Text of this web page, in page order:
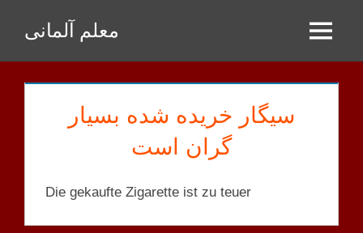
Inhalt
springen
معلم آلمانی Menu
سیگار خریده شده بسیار
گران است
Die gekaufte Zigarette ist zu teuer